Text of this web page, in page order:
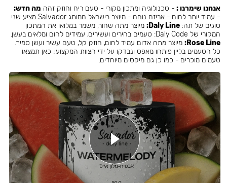
אנחנו שימרנו : - טכנולוגיה ומתכון מקורי - טעם ריח וחוזק זהה מה חדש:
- עמיד יותר לחום - אריזה נוחה - מיוצר בישראל המותג Salvador מציע שני
סוגים של תה:Daly Line: מיוצר מתה שחור, משמר במלואו את המתכון
המקורי של Daly Code: טעמים בהירים ועשירים, עמידים לחום ומלאים בעשן.
Rose Line: מיוצר מתה אדום עמיד לחום, חוזק קל, טעם עשיר ועשן סמיך.
כל הטעמים בליין פותחו מאפס ונבדקו על ידי הצוות המקצועי. כאן תמצאו
טעמים מוכרים - כמו כן גם מיקסים מיוחדים.